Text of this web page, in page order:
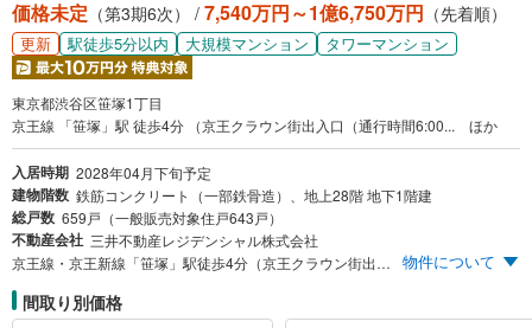
価格未定 （第3期6次） / 7,540万円～1億6,750万円 （先着順）
更新 駅徒歩5分以内 大規模マンション タワーマンション
東京都渋谷区笹塚1丁目
京王線 「笹塚」駅 徒歩4分 （京王クラウン街出入口（通行時間6:00... ほか
入居時期 2028年04月下旬予定
建物階数 鉄筋コンクリート（一部鉄骨造）、地上28階 地下1階建
総戸数 659戸（一般販売対象住戸643戸）
不動産会社 三井不動産レジデンシャル株式会社
京王線・京王新線「笹塚」駅徒歩4分（京王クラウン街出口より徒歩3分）。「新宿」駅まで1駅5分 地上28階建、全659邸。住・商・業・育の一体複合開発、渋谷区最大級フラグシップタワーレジデンス 標高約37mの高台と周辺の住宅エリアが実現する解放感と眺望 「三井不動産レジデンシャル」×「大林組」が手掛けるZEH制震タワーレジデンス 【エントリー受付中】 ※まず資料請求ボタンより、エントリーをお願い致します。スケジュールなどの最新情報をメール等でご案内いたします。 ※物件エントリー翌日以降にご登録いただいたメールアドレス宛に会員限定サイトのご案内をお送りします。ログイン画面にお進みいただき、マイページ登録へお進みください。
物件について
間取り別価格